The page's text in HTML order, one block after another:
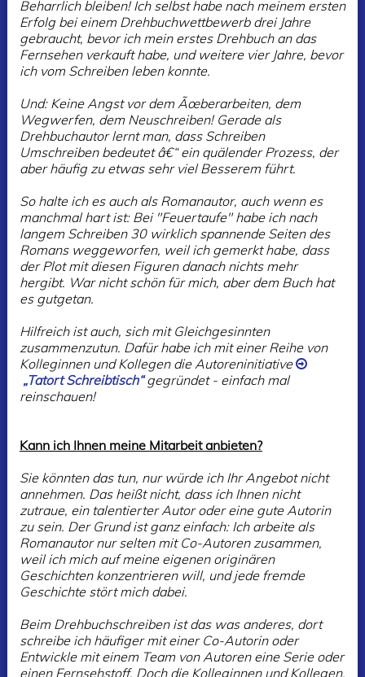
Beharrlich bleiben! Ich selbst habe nach meinem ersten
Erfolg bei einem Drehbuchwettbewerb drei Jahre
gebraucht, bevor ich mein erstes Drehbuch an das
Fernsehen verkauft habe, und weitere vier Jahre, bevor
ich vom Schreiben leben konnte.
Und: Keine Angst vor dem Ãœberarbeiten, dem
Wegwerfen, dem Neuschreiben! Gerade als
Drehbuchautor lernt man, dass Schreiben
Umschreiben bedeutet â€“ ein quälender Prozess, der
aber häufig zu etwas sehr viel Besserem führt.
So halte ich es auch als Romanautor, auch wenn es
manchmal hart ist: Bei "Feuertaufe" habe ich nach
langem Schreiben 30 wirklich spannende Seiten des
Romans weggeworfen, weil ich gemerkt habe, dass
der Plot mit diesen Figuren danach nichts mehr
hergibt. War nicht schön für mich, aber dem Buch hat
es gutgetan.
Hilfreich ist auch, sich mit Gleichgesinnten
zusammenzutun. Dafür habe ich mit einer Reihe von
Kolleginnen und Kollegen die Autoreninitiative
„Tatort Schreibtisch“gegründet - einfach mal
reinschauen!
Kann ich Ihnen meine Mitarbeit anbieten?
Sie könnten das tun, nur würde ich Ihr Angebot nicht
annehmen. Das heißt nicht, dass ich Ihnen nicht
zutraue, ein talentierter Autor oder eine gute Autorin
zu sein. Der Grund ist ganz einfach: Ich arbeite als
Romanautor nur selten mit Co-Autoren zusammen,
weil ich mich auf meine eigenen originären
Geschichten konzentrieren will, und jede fremde
Geschichte stört mich dabei.
Beim Drehbuchschreiben ist das was anderes, dort
schreibe ich häufiger mit einer Co-Autorin oder
Entwickle mit einem Team von Autoren eine Serie oder
einen Fernsehstoff. Doch die Kolleginnen und Kollegen,